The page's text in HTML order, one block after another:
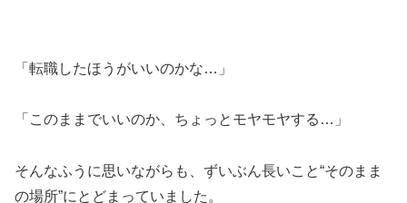
「転職したほうがいいのかな…」
「このままでいいのか、ちょっとモヤモヤする…」
そんなふうに思いながらも、ずいぶん長いこと“そのまま
の場所”にとどまっていました。